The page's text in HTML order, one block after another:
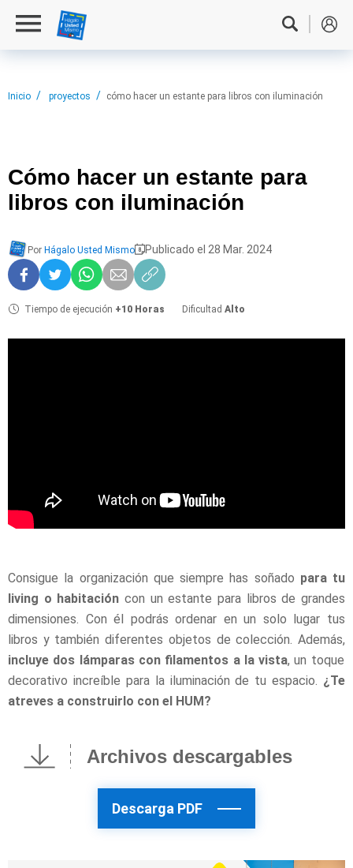
Inicio proyectos cómo hacer un estante para libros con iluminación
Cómo hacer un estante para
libros con iluminación
Por Hágalo Usted Mismo Publicado el 28 Mar. 2024
Tiempo de ejecución +10 Horas Dificultad Alto
Consigue la organización que siempre has soñado para tu
living o habitación con un estante para libros de grandes
dimensiones. Con él podrás ordenar en un solo lugar tus
libros y también diferentes objetos de colección. Además,
incluye dos lámparas con filamentos a la vista, un toque
decorativo increíble para la iluminación de tu espacio. ¿Te
atreves a construirlo con el HUM?
Archivos descargables
Descarga PDF